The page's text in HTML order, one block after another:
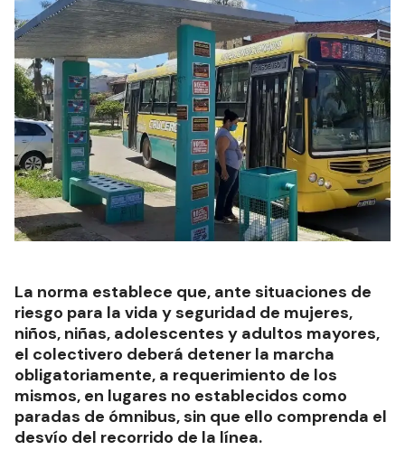
La norma establece que, ante situaciones de
riesgo para la vida y seguridad de mujeres,
niños, niñas, adolescentes y adultos mayores,
el colectivero deberá detener la marcha
obligatoriamente, a requerimiento de los
mismos, en lugares no establecidos como
paradas de ómnibus, sin que ello comprenda el
desvío del recorrido de la línea.